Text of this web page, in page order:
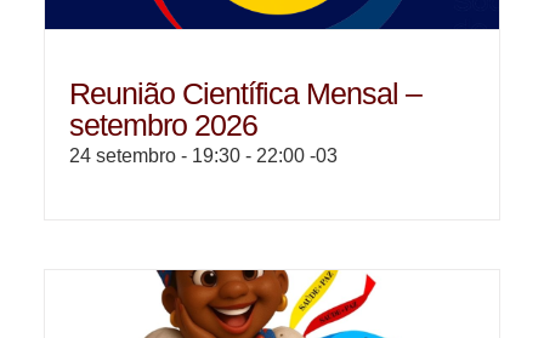
Reunião Científica Mensal –
setembro 2026
24 setembro - 19:30- 22:00 -03